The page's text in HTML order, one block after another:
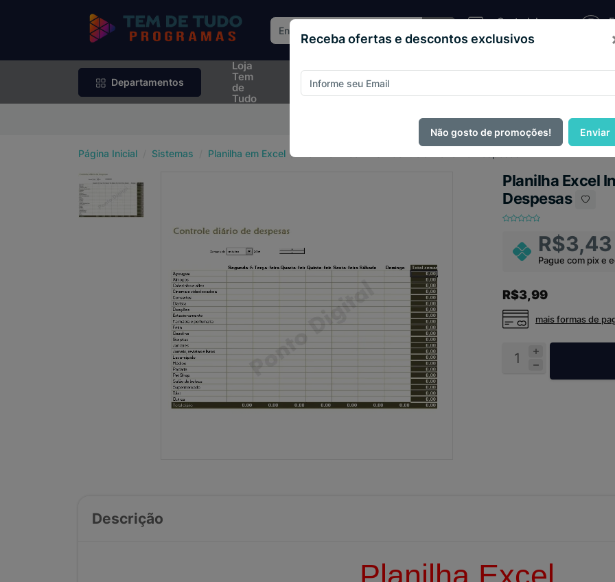
Central de
Atendimento
Departamentos
Loja
Tem
de
Tudo
Rifas e
Sorteios
Script
Loja
Código
PIX e ganhe 14% OFF em todo o site no mês de
Página Inicial Sistemas Planilha em Excel
Planilha Excel
Despesas
R$3,43
Pague com pix e
R$3,99
mais formas de
Descrição
Receba ofertas e descontos exclusivos
Não gosto de promoções! Enviar